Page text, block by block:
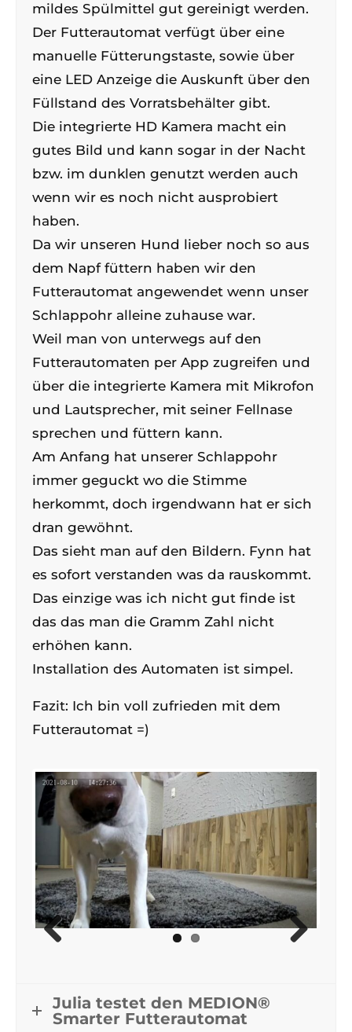
mildes Spülmittel gut gereinigt werden.
Der Futterautomat verfügt über eine
manuelle Fütterungstaste, sowie über
eine LED Anzeige die Auskunft über den
Füllstand des Vorratsbehälter gibt.
Die integrierte HD Kamera macht ein
gutes Bild und kann sogar in der Nacht
bzw. im dunklen genutzt werden auch
wenn wir es noch nicht ausprobiert
haben.
Da wir unseren Hund lieber noch so aus
dem Napf füttern haben wir den
Futterautomat angewendet wenn unser
Schlappohr alleine zuhause war.
Weil man von unterwegs auf den
Futterautomaten per App zugreifen und
über die integrierte Kamera mit Mikrofon
und Lautsprecher, mit seiner Fellnase
sprechen und füttern kann.
Am Anfang hat unserer Schlappohr
immer geguckt wo die Stimme
herkommt, doch irgendwann hat er sich
dran gewöhnt.
Das sieht man auf den Bildern. Fynn hat
es sofort verstanden was da rauskommt.
Das einzige was ich nicht gut finde ist
das das man die Gramm Zahl nicht
erhöhen kann.
Installation des Automaten ist simpel.
Fazit: Ich bin voll zufrieden mit dem
Futterautomat =)
Julia testet den MEDION®
Smarter Futterautomat